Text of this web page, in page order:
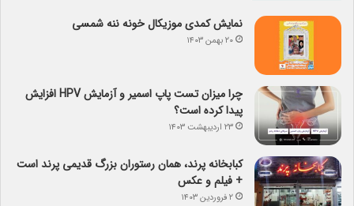
نمایش کمدی موزیکال خونه ننه شمسی
۲۰ بهمن ۱۴۰۳
چرا میزان تست پاپ اسمیر و آزمایش HPV افزایش
پیدا کرده است؟
۲۳ اردیبهشت ۱۴۰۳
کبابخانه پرند، همان رستوران بزرگ قدیمی پرند است
+ فیلم و عکس
۲ فروردین ۱۴۰۳